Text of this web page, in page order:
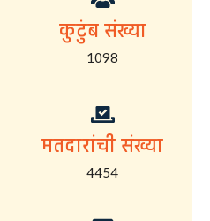
कुटुंब संख्या
1098
मतदारांची संख्या
4454